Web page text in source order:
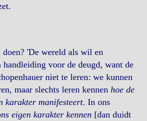
doen? 'De wereld als wil en
voor de deugd, want de
niet te leren: we kunnen
maar slechts leren kennen hoe de
karakter manifesteert. In ons
eigen karakter kennen [dan duidt